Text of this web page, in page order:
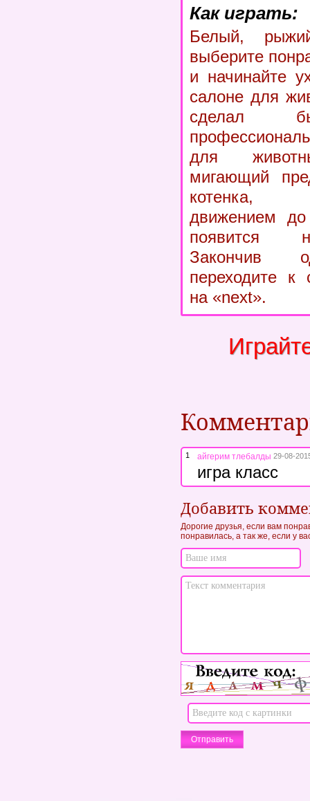
Как играть:
Белый,
выберите
и начинайте
салоне для
сделал
для
мигающий
котенка,
движением
появится
Закончив
переходите
на «next».
1 айгерим тлебалды 29-08-
игра класс
Добавить
Дорогие друзья, если вам
понравилась, а так же, если у